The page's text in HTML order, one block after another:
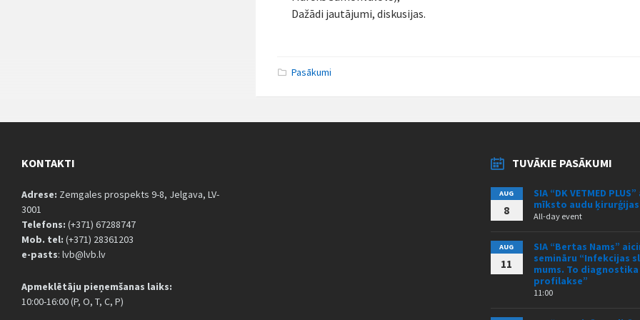
Dažādi jautājumi, diskusijas.
Pasākumi
KONTAKTI
Adrese: Zemgales prospekts 9-8, Jelgava, LV-
3001
Telefons: (+371) 67288747
Mob. tel: (+371) 28361203
e-pasts: lvb@lvb.lv
Apmeklētāju pieņemšanas laiks:
10:00-16:00 (P, O, T, C, P)
TUVĀKIE PASĀKUMI
AUG
8
SIA “DK VETMED
mīksto audu
All-day event
AUG
11
SIA “Bertas Nams”
semināru “Infekcijas
mums. To diagnostika
profilakse”
11:00